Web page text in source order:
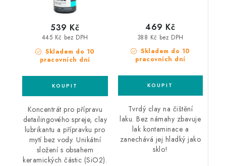
Skladem do 10
pracovních dní
445 Kč bez DPH
539 Kč
Koncentrát pro přípravu
detailingového spreje, clay
lubrikantu a přípravku pro
mytí bez vody. Unikátní
složení s obsahem
keramických částic (SiO2).
Skladem do 10
pracovních dní
388 Kč bez DPH
469 Kč
Tvrdý clay na čištění
laku. Bez námahy zbavuje
lak kontaminace a
zanechává jej hladký jako
sklo!